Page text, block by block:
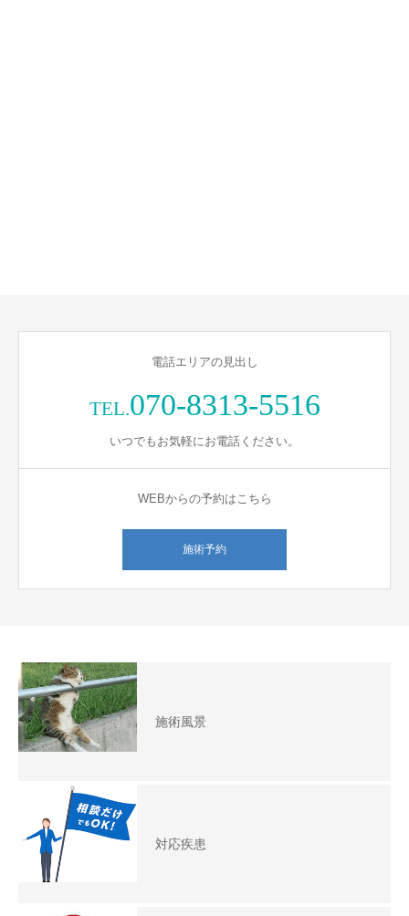
電話エリアの見出し
TEL.070-8313-5516
いつでもお気軽にお電話ください。
WEBからの予約はこちら
施術予約
施術風景
対応疾患